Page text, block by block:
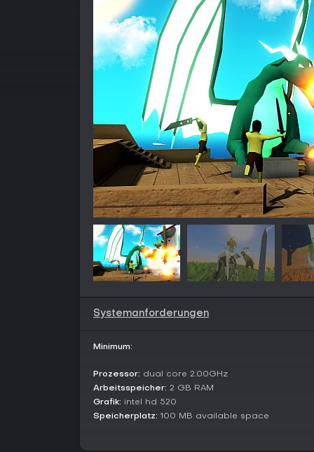
Systemanforderungen
Minimum:
Prozessor: dual core 2.00GHz
Arbeitsspeicher: 2 GB RAM
Grafik: intel hd 520
Speicherplatz: 100 MB available space